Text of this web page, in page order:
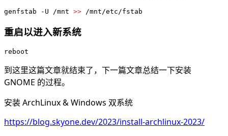
genfstab -U /mnt >>
重启以进入新系统
到这里这篇文章就结束了，下一篇文章总结一下安装
GNOME 的过程。
安装 ArchLinux & Windows 双系统
https://blog.skyone.dev/2023/install-archlinux-2023/